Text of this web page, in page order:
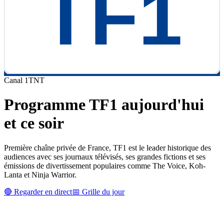
Canal 1TNT
ProgrammeTF1 aujourd'hui
et ce soir
Première chaîne privée de France, TF1 est le leader historique des
audiences avec ses journaux télévisés, ses grandes fictions et ses
émissions de divertissement populaires comme The Voice, Koh-
Lanta et Ninja Warrior.
🔴 Regarder en direct📅 Grille du jour